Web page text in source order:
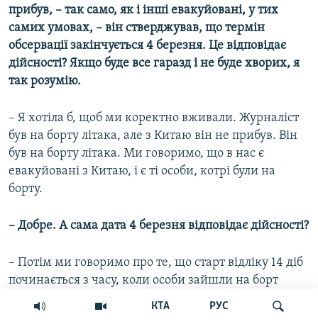
КТА РУС
прибув, – так само, як і інші евакуйовані, у тих
самих умовах, – він стверджував, що термін
обсервації закінчується 4 березня. Це відповідає
дійсності? Якщо буде все гаразд і не буде хворих, я
так розумію.
– Я хотіла б, щоб ми коректно вживали. Журналіст
був на борту літака, але з Китаю він не прибув. Він
був на борту літака. Ми говоримо, що в нас є
евакуйовані з Китаю, і є ті особи, котрі були на
борту.
– Добре. А сама дата 4 березня відповідає дійсності?
– Потім ми говоримо про те, що старт відліку 14 діб
починається з часу, коли особи зайшли на борт
літака. Тому це є кінець дня, шоста година середи
(4 березня – ред.).